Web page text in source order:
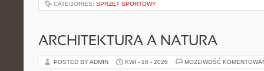
CATEGORIES: SPRZĘT SPORTOWY
ARCHITEKTURA A NATURA
POSTED BY ADMIN KWI - 16 - 2026 MOŻLIWOŚĆ